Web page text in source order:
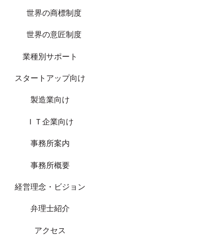
世界の商標制度
世界の意匠制度
業種別サポート
スタートアップ向け
製造業向け
ＩＴ企業向け
事務所案内
事務所概要
経営理念・ビジョン
弁理士紹介
アクセス